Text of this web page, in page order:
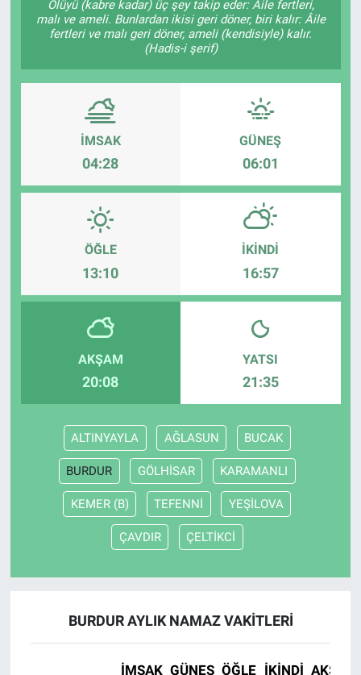
Ölüyü (kabre kadar) üç şey takip eder: Âile fertleri,
malı ve ameli. Bunlardan ikisi geri döner, biri kalır: Âile
fertleri ve malı geri döner, ameli (kendisiyle) kalır.
(Hadis-i şerif)
İMSAK
04:28
GÜNEŞ
06:01
ÖĞLE
13:10
İKINDI
16:57
AKŞAM
20:08
YATSI
21:35
ALTINYAYLA AĞLASUN BUCAK
BURDUR GÖLHİSAR KARAMANLI
KEMER (B) TEFENNİ YEŞİLOVA
ÇAVDIR ÇELTİKCİ
BURDUR AYLIK NAMAZ VAKITLERI
İMSAK GÜNEŞ ÖĞLE İKINDI AKŞAM